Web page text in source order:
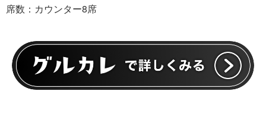
席数：カウンター8席